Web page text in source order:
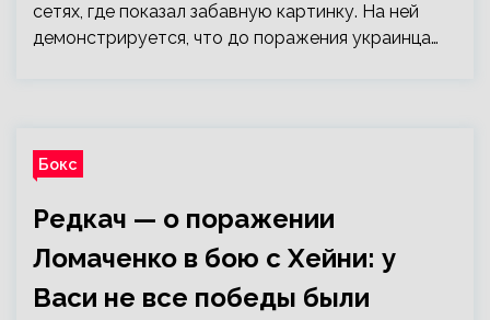
сетях, где показал забавную картинку. На ней
демонстрируется, что до поражения украинца…
Бокс
Редкач — о поражении
Ломаченко в бою с Хейни: у
Васи не все победы были